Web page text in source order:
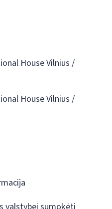
House Vilnius /
House Vilnius /
valstybei sumokėti